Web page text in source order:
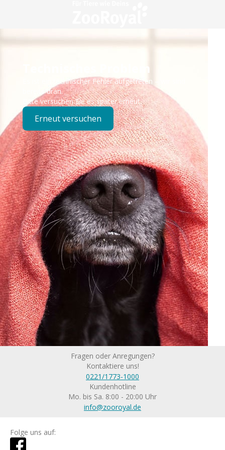
Technisches Problem
Es ist ein technischer Fehler aufgetreten – wir sind
bereits dran.
Bitte versuchen Sie es später erneut.
Erneut versuchen
Fragen oder Anregungen?
Kontaktiere uns!
0221/1773-1000
Kundenhotline
Mo. bis Sa. 8:00 - 20:00 Uhr
info@zooroyal.de
Folge uns auf: